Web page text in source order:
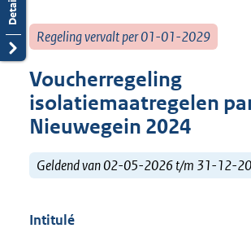
Regeling vervalt per 01-01-2029
Voucherregeling
isolatiemaatregelen
Nieuwegein 2024
Geldend van 02-05-2026 t/m 31-12-
Intitulé